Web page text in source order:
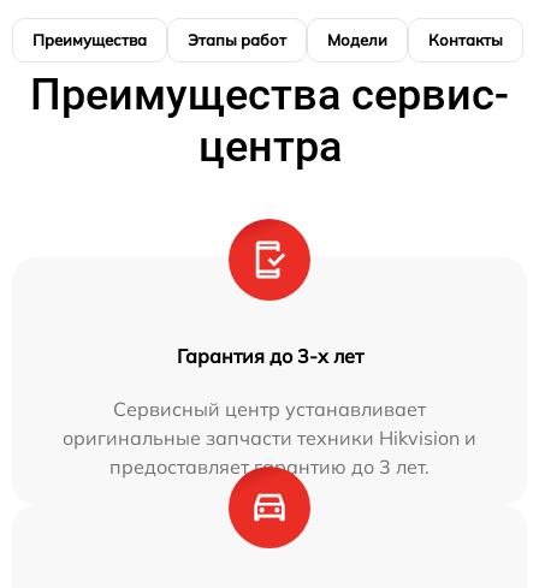
Преимущества Этапы работ Модели Контакты
Преимущества сервис-
центра
Гарантия до 3-х лет
Сервисный центр устанавливает
оригинальные запчасти техники Hikvision и
предоставляет гарантию до 3 лет.